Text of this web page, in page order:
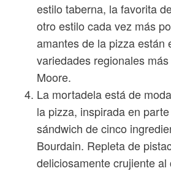
estilo taberna, la favorita
otro estilo cada vez más
amantes de la pizza están
variedades regionales
Moore.
La mortadela está de
la pizza, inspirada en
sándwich de cinco
Bourdain. Repleta de
deliciosamente crujiente al